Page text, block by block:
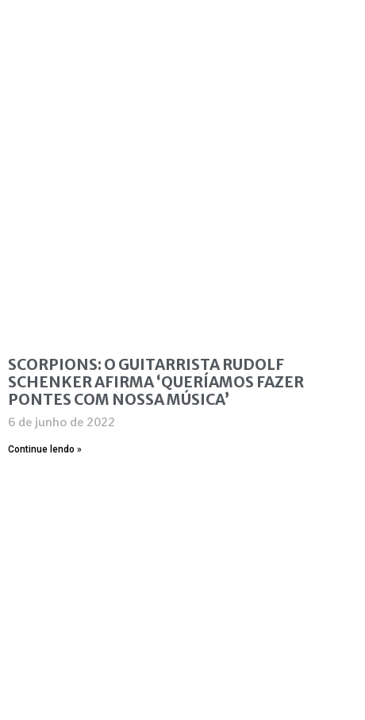
SCORPIONS: O GUITARRISTA RUDOLF
SCHENKER AFIRMA ‘QUERÍAMOS FAZER
PONTES COM NOSSA MÚSICA’
6 de junho de 2022
Continue lendo »